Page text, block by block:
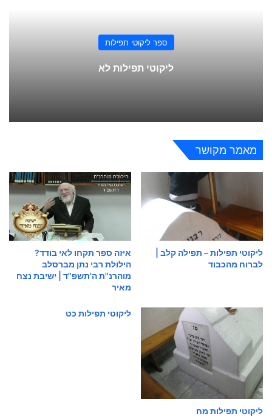
ספר ליקוטי תפילות
ליקוטי תפילות לא
מאמר מקושר
ליקוטי תפילות – תפילה קלב |
לברוח מהכבוד
איזה ספר תקחו לאי בודד?
הילולת רבי נתן מברסלב
מוהרנ"ת ה'תשפ"ד | ישיבת נצח
מאיר
ליקוטי תפילות מח
ליקוטי תפילות כט